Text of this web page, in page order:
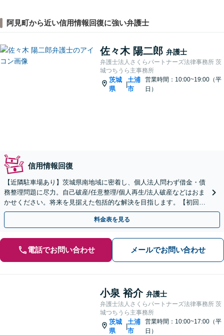
阿見町から近い信用情報回復に強い弁護士
佐々木 陽二郎 弁護士
弁護士法人さくらパートナーズ法律事務所 茨
城つちうら主事務所
茨城
県
|
土浦
市
営業時間：10:00~19:00（平
日）
信用情報回復
【近隣駐車場あり】茨城県南地域に密着し、個人法人問わず借金・債
務整理問題に尽力。自己破産/任意整理/個人再生/法人破産などはおま
かせください。将来を見据えた包括的な解決を目指します。【初回面
談無料】【法テラス利用可】【休日・夜間対応可】
料金表を見る
電話でお問い合わせ メールでお問い合わせ
小泉 裕介 弁護士
弁護士法人さくらパートナーズ法律事務所 茨
城つちうら主事務所
茨城
県
|
土浦
市
営業時間：10:00~17:00（平
日）